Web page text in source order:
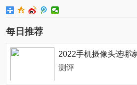
每日推荐
2022手机摄像头选哪
测评